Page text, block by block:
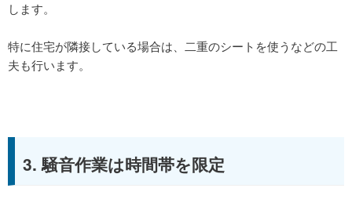
します。
特に住宅が隣接している場合は、二重のシートを使うなどの工
夫も行います。
3. 騒音作業は時間帯を限定